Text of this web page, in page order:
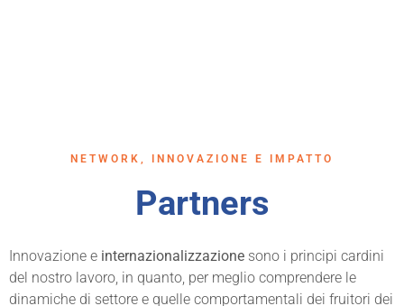
NETWORK, INNOVAZIONE E IMPATTO
Partners
Innovazione e internazionalizzazione sono i principi cardini
del nostro lavoro, in quanto, per meglio comprendere le
dinamiche di settore e quelle comportamentali dei fruitori dei